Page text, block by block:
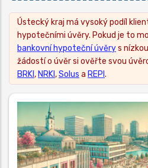
Ústecký kraj má vysoký podíl
hypotečními úvěry. Pokud je to
bankovní hypoteční úvěrys
žádostí o úvěr si ověřte svou
BRKI, NRKI,Solus a REPI .